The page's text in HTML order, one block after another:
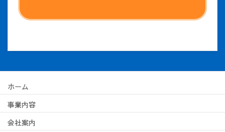
ホーム
事業内容
会社案内